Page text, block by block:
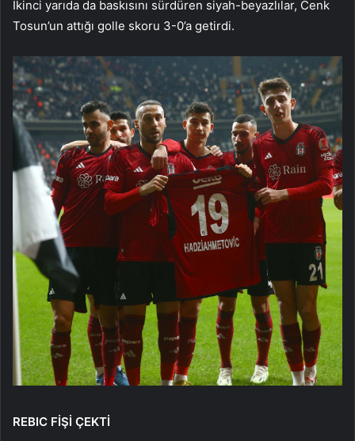
İkinci yarıda da baskısını sürdüren siyah-beyazlılar, Cenk
Tosun’un attığı golle skoru 3-0’a getirdi.
REBIC FİŞİ ÇEKTİ